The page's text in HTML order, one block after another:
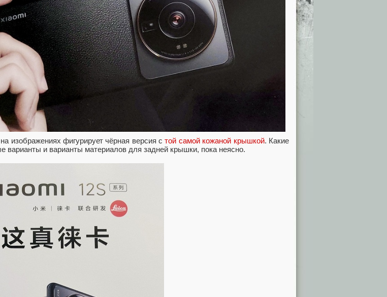
изображениях фигурирует чёрная версия стой самой кожаной крышкой. Какие
варианты и варианты материалов для задней крышки, пока неясно.